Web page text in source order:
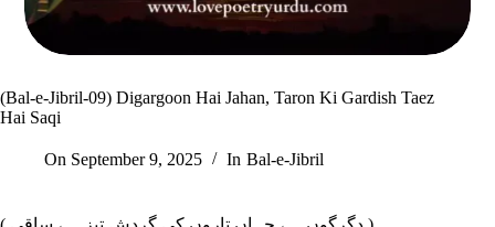
(Bal-e-Jibril-09) Digargoon Hai Jahan, Taron Ki Gardish Taez
Hai Saqi
On September 9, 2025 In Bal-e-Jibril